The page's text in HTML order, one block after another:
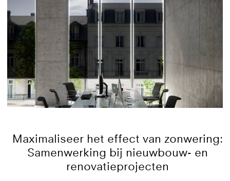
Maximaliseer het effect van zonwering:
Samenwerking bij nieuwbouw- en
renovatieprojecten